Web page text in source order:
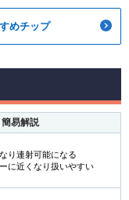
めチップ
簡易解説
り連射可能になる
に近くなり扱いやすい